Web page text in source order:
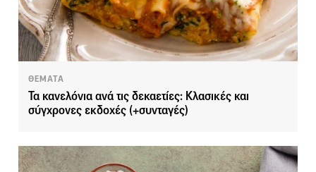
ΘΕΜΑΤΑ
Τα κανελόνια ανά τις δεκαετίες: Κλασικές και
σύγχρονες εκδοχές (+συνταγές)